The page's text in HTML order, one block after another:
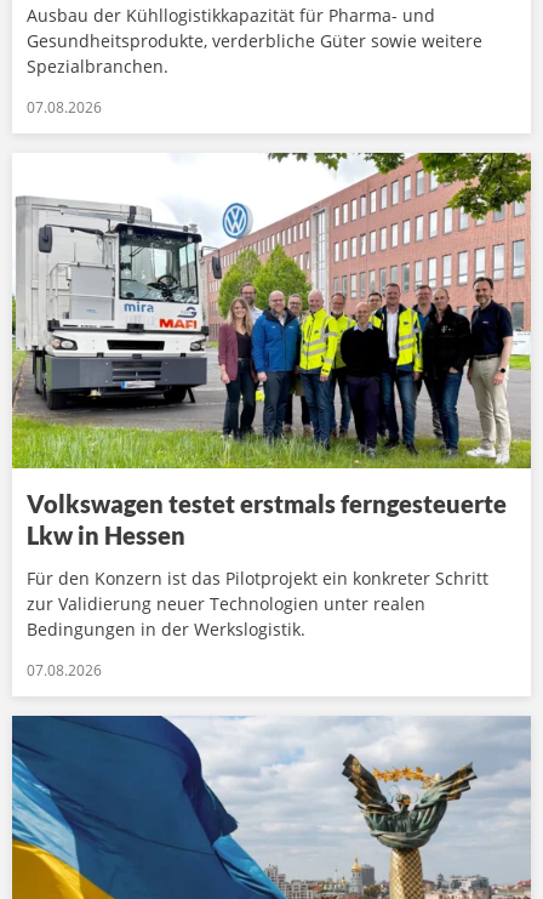
Ausbau der Kühllogistikkapazität für Pharma- und
Gesundheitsprodukte, verderbliche Güter sowie weitere
Spezialbranchen.
07.08.2026
Volkswagen testet erstmals ferngesteuerte
Lkw in Hessen
Für den Konzern ist das Pilotprojekt ein konkreter Schritt
zur Validierung neuer Technologien unter realen
Bedingungen in der Werkslogistik.
07.08.2026